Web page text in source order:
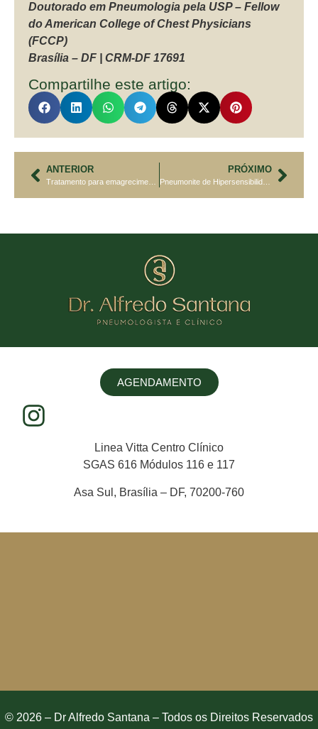
Doutorado em Pneumologia pela USP – Fellow
do American College of Chest Physicians
(FCCP)
Brasília – DF | CRM-DF 17691
Compartilhe este artigo:
ANTERIOR
Tratamento para emagrecimento pode melhorar a Asma?
PRÓXIMO
Pneumonite de Hipersensibilidade: quando mofo, aves e poeira fazem mal aos seus pulmões
AGENDAMENTO
Linea Vitta Centro Clínico
SGAS 616 Módulos 116 e 117
Asa Sul, Brasília – DF, 70200-760
© 2026 – Dr Alfredo Santana – Todos os Direitos Reservados